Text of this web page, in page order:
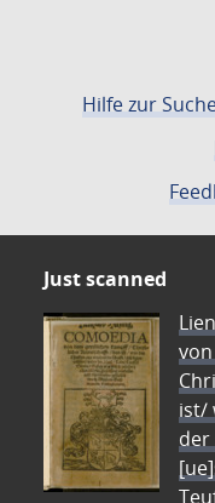
Hilfe zur
Just scanned
ist/